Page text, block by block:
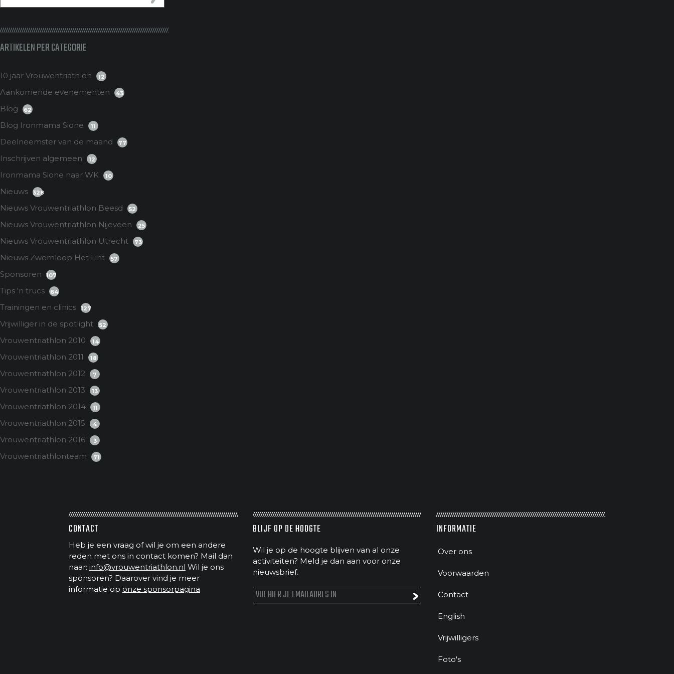
ARTIKELEN PER CATEGORIE
10 jaar Vrouwentriathlon 12
Aankomende evenementen 43
Blog 62
Blog Ironmama Sione 11
Deelneemster van de maand 77
Inschrijven algemeen 12
Ironmama Sione naar WK 10
Nieuws 328
Nieuws Vrouwentriathlon Beesd 52
Nieuws Vrouwentriathlon Nijeveen 25
Nieuws Vrouwentriathlon Utrecht 73
Nieuws Zwemloop Het Lint 57
Sponsoren 107
Tips 'n trucs 64
Trainingen en clinics 127
Vrijwilliger in de spotlight 52
Vrouwentriathlon 2010 14
Vrouwentriathlon 2011 18
Vrouwentriathlon 2012 7
Vrouwentriathlon 2013 13
Vrouwentriathlon 2014 11
Vrouwentriathlon 2015 4
Vrouwentriathlon 2016 3
Vrouwentriathlonteam 71
CONTACT
Heb je een vraag of wil je om een andere
reden met ons in contact komen? Mail dan
naar: info@vrouwentriathlon.nl Wil je ons
sponsoren? Daarover vind je meer
informatie op onze sponsorpagina
BLIJF OP DE HOOGTE
Wil je op de hoogte blijven van al onze
activiteiten? Meld je dan aan voor onze
nieuwsbrief.
INFORMATIE
Over ons
Voorwaarden
Contact
English
Vrijwilligers
Foto's